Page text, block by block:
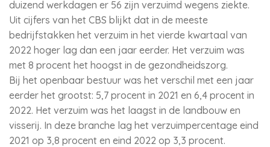
duizend werkdagen er 56 zijn verzuimd wegens ziekte.
Uit cijfers van het CBS blijkt dat in de meeste
bedrijfstakken het verzuim in het vierde kwartaal van
2022 hoger lag dan een jaar eerder. Het verzuim was
met 8 procent het hoogst in de gezondheidszorg.
Bij het openbaar bestuur was het verschil met een jaar
eerder het grootst: 5,7 procent in 2021 en 6,4 procent in
2022. Het verzuim was het laagst in de landbouw en
visserij. In deze branche lag het verzuimpercentage eind
2021 op 3,8 procent en eind 2022 op 3,3 procent.